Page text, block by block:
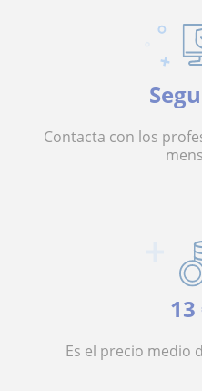
Contacta con los
Es el precio medio